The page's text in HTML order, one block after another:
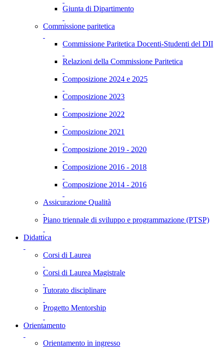
Giunta di Dipartimento
Commissione paritetica
Commissione Paritetica Docenti-Studenti del DII
Relazioni della Commissione Paritetica
Composizione 2024 e 2025
Composizione 2023
Composizione 2022
Composizione 2021
Composizione 2019 - 2020
Composizione 2016 - 2018
Composizione 2014 - 2016
Assicurazione Qualità
Piano triennale di sviluppo e programmazione (PTSP)
Didattica
Corsi di Laurea
Corsi di Laurea Magistrale
Tutorato disciplinare
Progetto Mentorship
Orientamento
Orientamento in ingresso